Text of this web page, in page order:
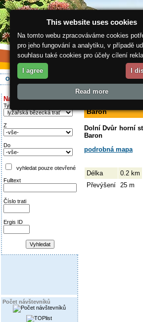
O regionu Aktivně
Najděte si:
Typ trati
Z
Do
vyhledat pouze otevřené
Fulltext
Číslo trati
Ergis ID
Počet návštevníků
ergis.cz>
Baron
Dolní Dvůr horní
Baron
podrobná mapa
Délka
0.2 km
Převýšení
25 m
This website uses cookies
Na tomto webu zpracováváme cookies
pro jeho fungování a analytiku, v případě
souhlasu také cookies pro účely cílení
I agree I
Read more